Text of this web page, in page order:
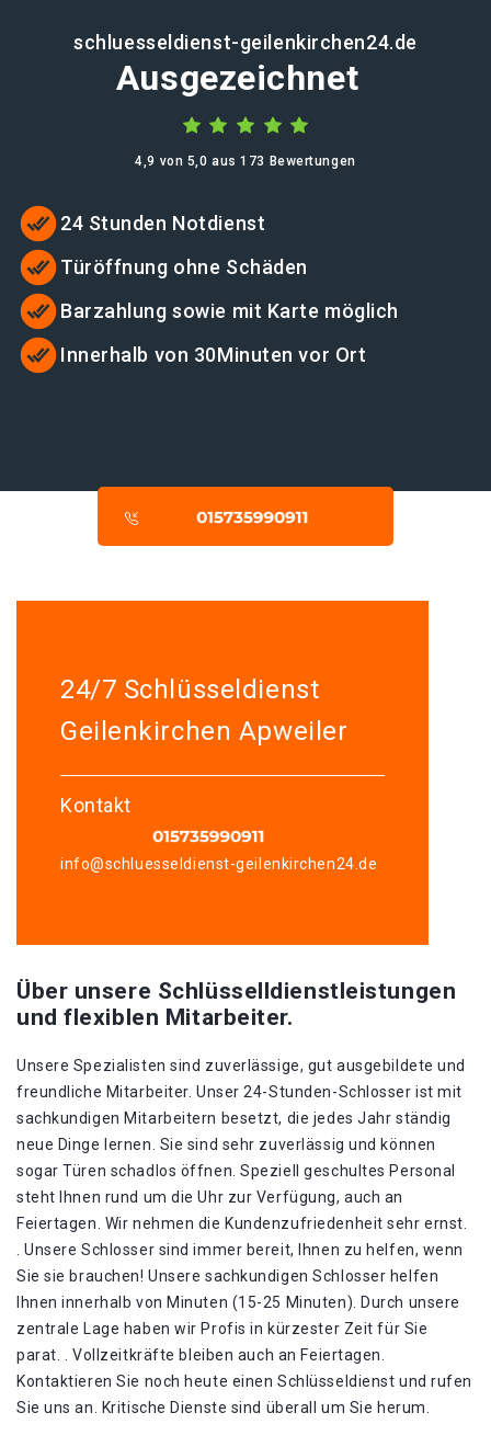
schluesseldienst-geilenkirchen24.de
Ausgezeichnet
4,9 von 5,0 aus 173 Bewertungen
24 Stunden Notdienst
Türöffnung ohne Schäden
Barzahlung sowie mit Karte möglich
Innerhalb von 30Minuten vor Ort
24/7 Schlüsseldienst
Geilenkirchen Apweiler
Kontakt
info@schluesseldienst-geilenkirchen24.de
Über unsere Schlüsselldienstleistungen
und flexiblen Mitarbeiter.
Unsere Spezialisten sind zuverlässige, gut ausgebildete und
freundliche Mitarbeiter. Unser 24-Stunden-Schlosser ist mit
sachkundigen Mitarbeitern besetzt, die jedes Jahr ständig
neue Dinge lernen. Sie sind sehr zuverlässig und können
sogar Türen schadlos öffnen. Speziell geschultes Personal
steht Ihnen rund um die Uhr zur Verfügung, auch an
Feiertagen. Wir nehmen die Kundenzufriedenheit sehr ernst.
. Unsere Schlosser sind immer bereit, Ihnen zu helfen, wenn
Sie sie brauchen! Unsere sachkundigen Schlosser helfen
Ihnen innerhalb von Minuten (15-25 Minuten). Durch unsere
zentrale Lage haben wir Profis in kürzester Zeit für Sie
parat. . Vollzeitkräfte bleiben auch an Feiertagen.
Kontaktieren Sie noch heute einen Schlüsseldienst und rufen
Sie uns an. Kritische Dienste sind überall um Sie herum.